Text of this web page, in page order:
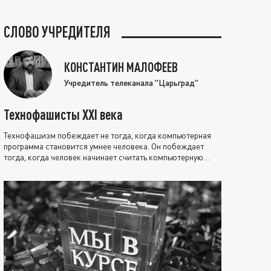
СЛОВО УЧРЕДИТЕЛЯ
КОНСТАНТИН МАЛОФЕЕВ
Учредитель телеканала "Царьград"
Технофашисты XXI века
Технофашизм побеждает не тогда, когда компьютерная
программа становится умнее человека. Он побеждает
тогда, когда человек начинает считать компьютерную